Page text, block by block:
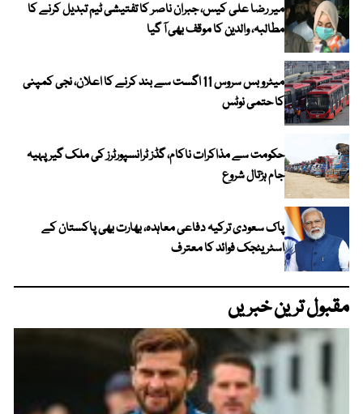
میر رضا علی کیس، جبران ناصر کا تفتیشی ٹیم تبدیل کرنے کا
مطالبہ، والدین کا موقف بھی آ گیا
میٹرو بس سروس 11 اگست سے بند کرنے کا اعلان، نجی کمپنی
کا حتمی نوٹس
حکومت سے مذاکرات ناکام، گڈز ٹرانسپورٹرز کی ملک گیر پہیہ
جام ہڑتال شروع
پاک سعودی ترکیہ دفاعی معاہدہ، بھارت بھی پاکستان کے
اسٹریٹجک فوائد کا معترف
مقبول ترین خبریں